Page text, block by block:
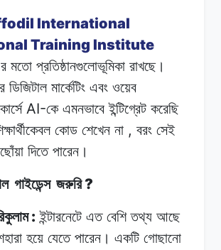
International
Training Institute
মতো প্রতিষ্ঠানগুলোভূমিকা রাখছে।
ডিজিটাল মার্কেটিং এবং ওয়েব
AI-কে এমনভাবে ইন্টিগ্রেট করেছি
কোড শেখেন না , বরং সেই
দিতে পারেন।
গাইডেন্স জরুরি?
: ইন্টারনেটে এত বেশি তথ্য আছে
হয়ে যেতে পারেন। একটি গোছানো